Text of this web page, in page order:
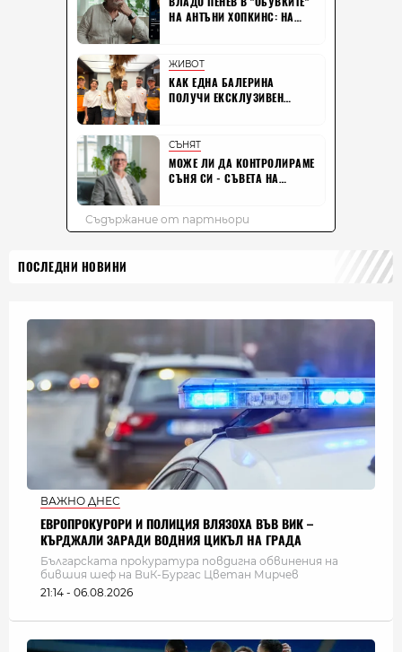
ПОСЛЕДНИ НОВИНИ
ВАЖНО ДНЕС
ЕВРОПРОКУРОРИ И ПОЛИЦИЯ ВЛЯЗОХА ВЪВ ВИК –
КЪРДЖАЛИ ЗАРАДИ ВОДНИЯ ЦИКЪЛ НА ГРАДА
Българската прокуратура повдигна обвинения на
бившия шеф на ВиК-Бургас Цветан Мирчев
21:14 - 06.08.2026